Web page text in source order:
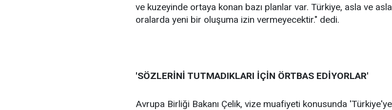
ve kuzeyinde ortaya konan bazı planlar var. Türkiye, asla ve asla
oralarda yeni bir oluşuma izin vermeyecektir." dedi.
'SÖZLERİNİ TUTMADIKLARI İÇİN ÖRTBAS EDİYORLAR'
Avrupa Birliği Bakanı Çelik, vize muafiyeti konusunda 'Türkiye'ye